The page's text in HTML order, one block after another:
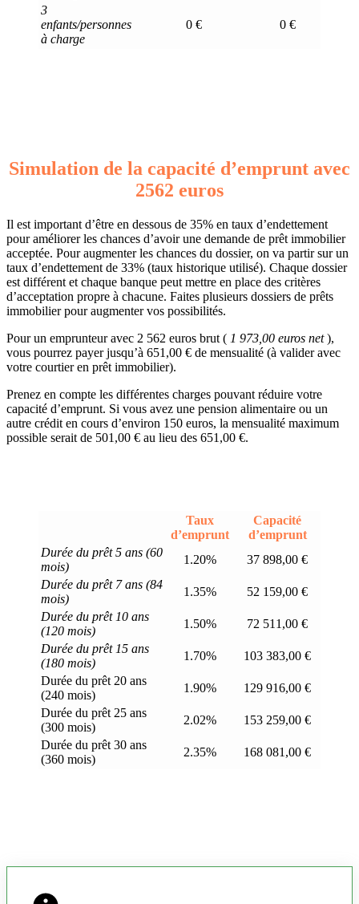
3
enfants/personnes
à charge
0 € 0 €
Simulation de la capacité d’emprunt avec
2562 euros
Il est important d’être en dessous de 35% en taux d’endettement
pour améliorer les chances d’avoir une demande de prêt immobilier
acceptée. Pour augmenter les chances du dossier, on va partir sur un
taux d’endettement de 33% (taux historique utilisé). Chaque dossier
est différent et chaque banque peut mettre en place des critères
d’acceptation propre à chacune. Faites plusieurs dossiers de prêts
immobilier pour augmenter vos possibilités.
Pour un emprunteur avec 2 562 euros brut ( 1 973,00 euros net),
vous pourrez payer jusqu’à 651,00 € de mensualité (à valider avec
votre courtier en prêt immobilier).
Prenez en compte les différentes charges pouvant réduire votre
capacité d’emprunt. Si vous avez une pension alimentaire ou un
autre crédit en cours d’environ 150 euros, la mensualité maximum
possible serait de 501,00 € au lieu des 651,00 €.
Taux
d’emprunt
Capacité
d’emprunt
Durée du prêt 5 ans (60
mois)
1.20%
37 898,00 €
Durée du prêt 7 ans (84
mois)
1.35%
52 159,00 €
Durée du prêt 10 ans
(120 mois)
1.50%
72 511,00 €
Durée du prêt 15 ans
(180 mois)
1.70%
103 383,00 €
Durée du prêt 20 ans
(240 mois)
1.90%
129 916,00 €
Durée du prêt 25 ans
(300 mois)
2.02%
153 259,00 €
Durée du prêt 30 ans
(360 mois)
2.35% 168 081,00 €